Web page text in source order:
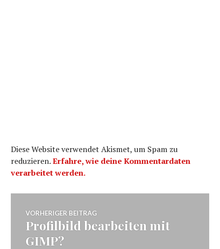
Diese Website verwendet Akismet, um Spam zu
reduzieren.Erfahre, wie deine Kommentardaten
verarbeitet werden.
Beitragsnavigation
VORHERIGER BEITRAG
Vorheriger
Profilbild bearbeiten mit
GIMP?